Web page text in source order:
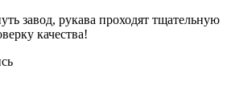
завод, рукава проходят тщательную
качества!